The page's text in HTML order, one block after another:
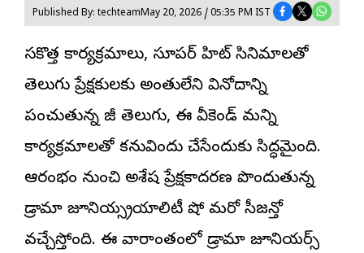
Published By: techteamMay 20, 2026 / 05:35 PM IST
సరికొత్త కార్యక్రమాలు, సూపర్ హిట్ సినిమాలతో
తెలుగు ప్రేక్షకులకు అంతులేని వినోదాన్ని
పంచుతున్న జీ తెలుగు, ఈ వీకెండ్‌ మరిన్ని
కార్యక్రమాలతో కనువిందు చేసేందుకు సిద్ధమైంది.
ఆరంభం నుంచి అశేష ప్రేక్షకాదరణ పొందుతున్న
డ్రామా జూనియర్స్రియాలిటీ షో మరో సీజన్తో
వచ్చేస్తోంది. ఈ వారాంతంలోడ్రామా జూనియర్స్